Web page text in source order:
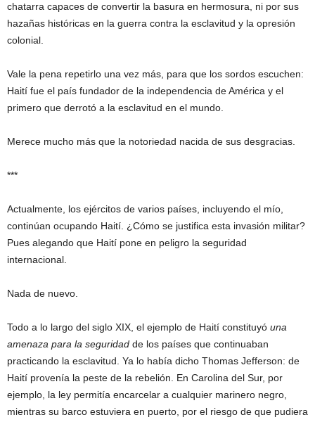
chatarra capaces de convertir la basura en hermosura, ni por sus
hazañas históricas en la guerra contra la esclavitud y la opresión
colonial.
Vale la pena repetirlo una vez más, para que los sordos escuchen:
Haití fue el país fundador de la independencia de América y el
primero que derrotó a la esclavitud en el mundo.
Merece mucho más que la notoriedad nacida de sus desgracias.
***
Actualmente, los ejércitos de varios países, incluyendo el mío,
continúan ocupando Haití. ¿Cómo se justifica esta invasión militar?
Pues alegando que Haití pone en peligro la seguridad
internacional.
Nada de nuevo.
Todo a lo largo del siglo XIX, el ejemplo de Haití constituyó una
amenaza para la seguridad de los países que continuaban
practicando la esclavitud. Ya lo había dicho Thomas Jefferson: de
Haití provenía la peste de la rebelión. En Carolina del Sur, por
ejemplo, la ley permitía encarcelar a cualquier marinero negro,
mientras su barco estuviera en puerto, por el riesgo de que pudiera